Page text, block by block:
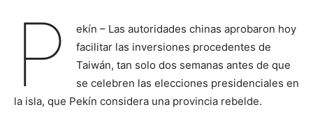
P
ekín – Las autoridades chinas aprobaron hoy
facilitar las inversiones procedentes de
Taiwán, tan solo dos semanas antes de que
se celebren las elecciones presidenciales en
la isla, que Pekín considera una provincia rebelde.